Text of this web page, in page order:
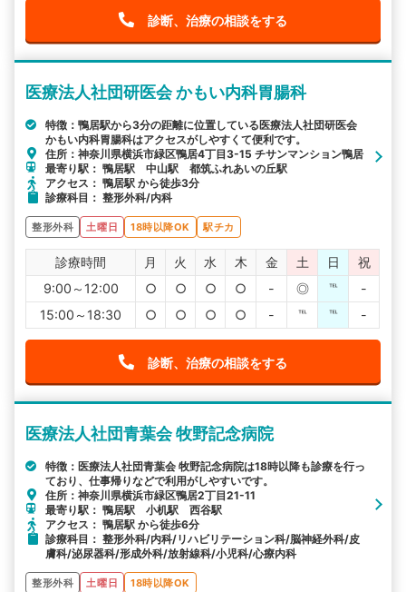
診断、治療の相談をする
医療法人社団研医会 かもい内科胃腸科
特徴：鴨居駅から3分の距離に位置している医療法人社団研医会
かもい内科胃腸科はアクセスがしやすくて便利です。
住所：神奈川県横浜市緑区鴨居4丁目3-15 チサンマンション鴨居
最寄り駅： 鴨居駅 中山駅 都筑ふれあいの丘駅
アクセス： 鴨居駅 から徒歩3分
診療科目： 整形外科/内科
整形外科 土曜日 18時以降OK 駅チカ
診療時間 月 火 水 木 金 土 日
祝
9:00～12:00
○ ○ ○ ○ - ◎ ℡
-
15:00～18:30
○ ○ ○ ○ - ℡ ℡ -
診断、治療の相談をする
医療法人社団青葉会 牧野記念病院
特徴：医療法人社団青葉会 牧野記念病院は18時以降も診療を行っ
ており、仕事帰りなどで利用がしやすいです。
住所：神奈川県横浜市緑区鴨居2丁目21-11
最寄り駅： 鴨居駅 小机駅 西谷駅
アクセス： 鴨居駅 から徒歩6分
診療科目： 整形外科/内科/リハビリテーション科/脳神経外科/皮
膚科/泌尿器科/形成外科/放射線科/小児科/心療内科
整形外科 土曜日 18時以降OK